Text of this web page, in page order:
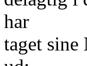
har
taget